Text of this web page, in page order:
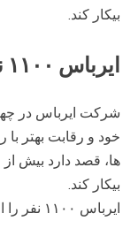
بیکار کند.
ایرباس ۱۱۰۰ نفر را اخراج می‌کند
شرکت ایرباس در
خود و رقابت بهتر
بیکار کند.
ایرباس ۱۱۰۰ نفر را اخراج می‌کند